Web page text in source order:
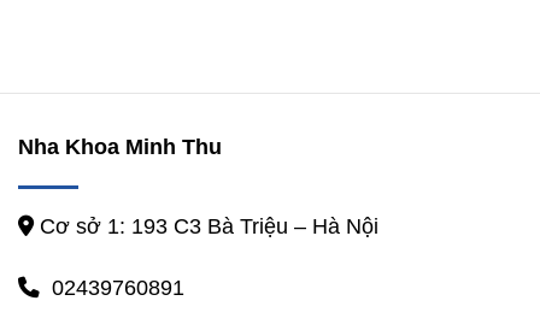
Nha Khoa Minh Thu
Cơ sở 1: 193 C3 Bà Triệu – Hà Nội
02439760891